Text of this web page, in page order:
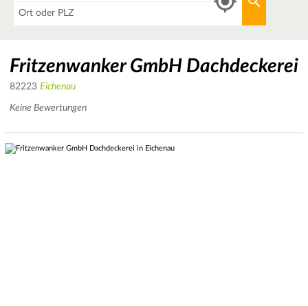
Fritzenwanker GmbH Dachdeckerei
82223 Eichenau
Keine Bewertungen